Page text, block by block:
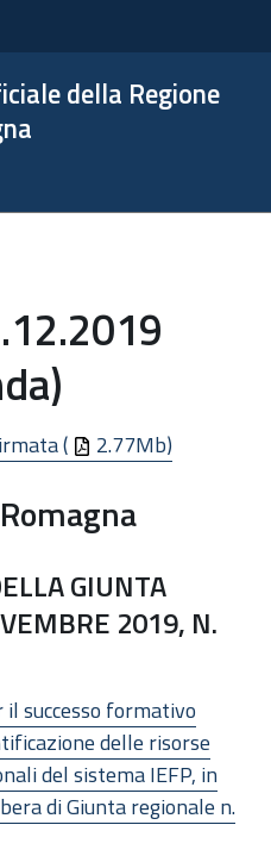
della Regione
( 2.77Mb)
GIUNTA
2019, N.
successo formativo
delle risorse
del sistema IEFP, in
di Giunta regionale n.